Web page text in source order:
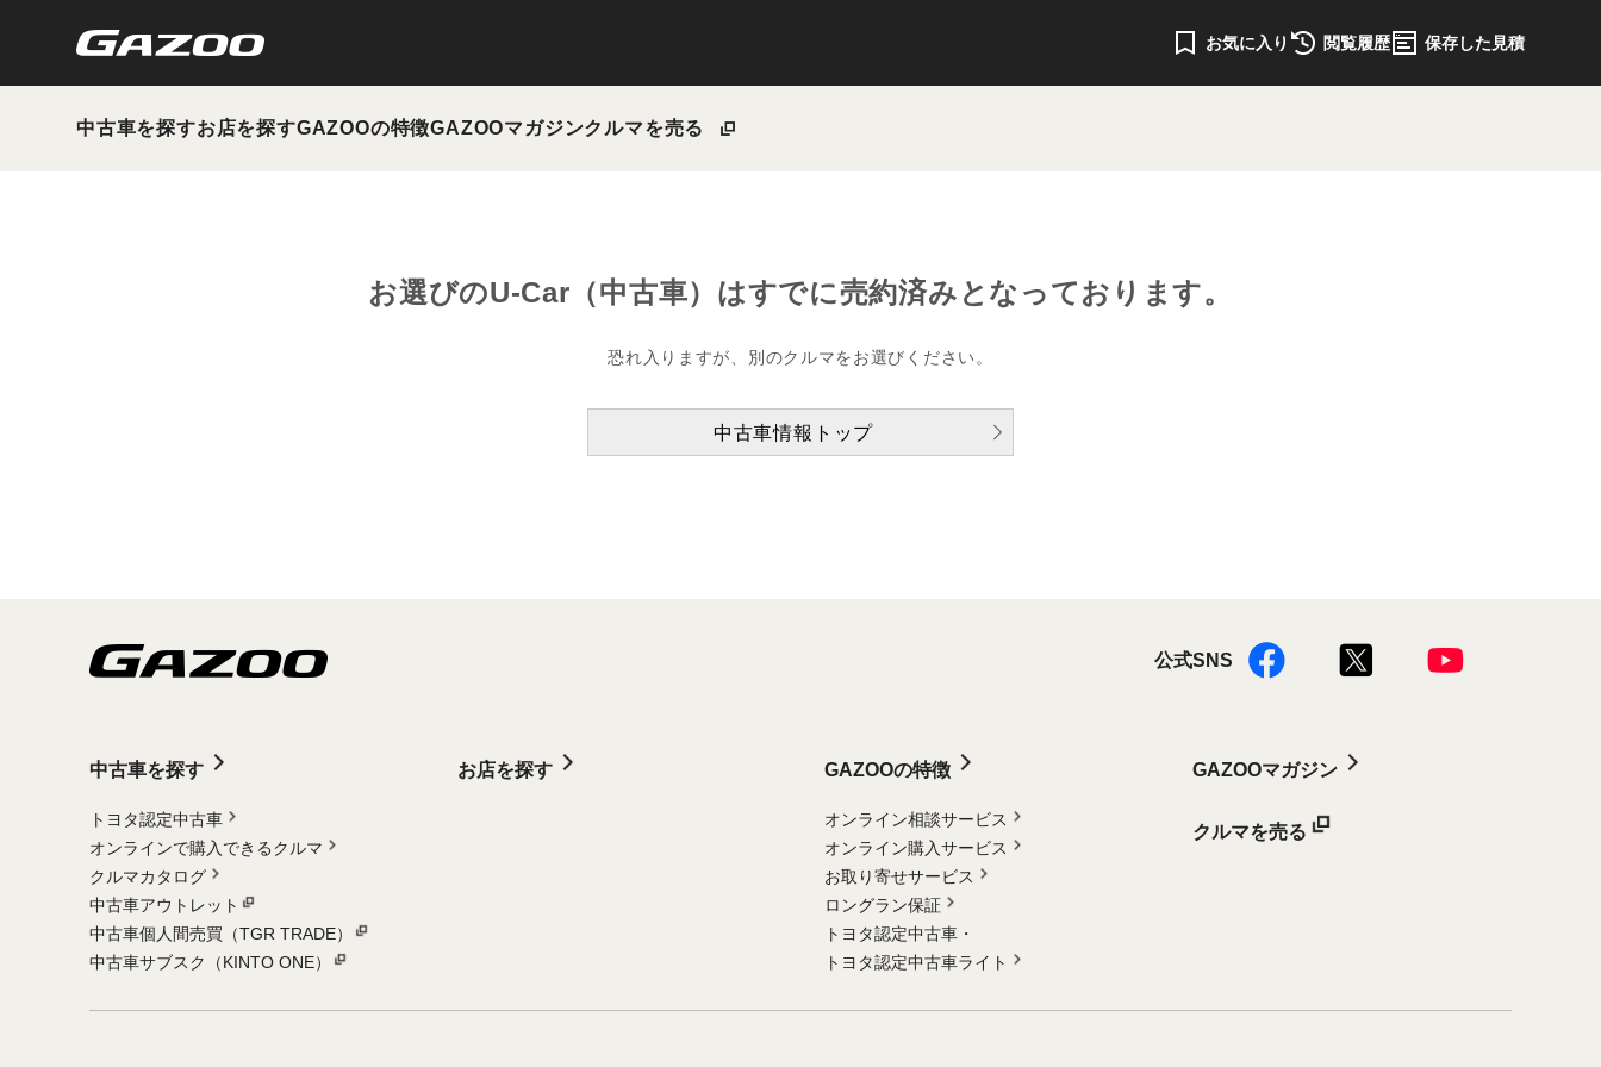
お気に入り 閲覧履歴 保存した見積
中古車を探すお店を探すGAZOOの特徴GAZOOマガジンクルマを売る
お選びのU-Car（中古車）はすでに売約済みとなっております。
恐れ入りますが、別のクルマをお選びください。
中古車情報トップ
公式SNS
中古車を探す
トヨタ認定中古車
オンラインで購入できるクルマ
クルマカタログ
中古車アウトレット
中古車個人間売買（TGR TRADE）
中古車サブスク（KINTO ONE）
お店を探す GAZOOの特徴
オンライン相談サービス
オンライン購入サービス
お取り寄せサービス
ロングラン保証
トヨタ認定中古車・
トヨタ認定中古車ライト
GAZOOマガジン
クルマを売る